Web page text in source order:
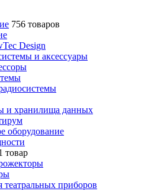
756 товаров
Design
и аксессуары
и хранилища данных
оборудование
товар
театральных приборов